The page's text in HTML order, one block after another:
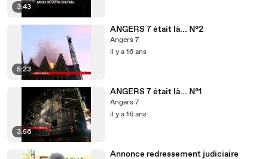
3:43
5:23
ANGERS 7 était là... N°2
Angers 7
il y a 16 ans
3:56
ANGERS 7 était là... N°1
Angers 7
il y a 16 ans
Annonce redressement judiciaire